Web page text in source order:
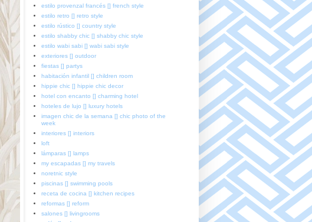
estilo provenzal francés [] french style
estilo retro [] retro style
estilo rústico [] country style
estilo shabby chic [] shabby chic style
estilo wabi sabi [] wabi sabi style
exteriores [] outdoor
fiestas [] partys
habitación infantil [] children room
hippie chic [] hippie chic decor
hotel con encanto [] charming hotel
hoteles de lujo [] luxury hotels
imagen chic de la semana [] chic photo of the
week
interiores [] interiors
loft
lámparas [] lamps
my escapadas [] my travels
noretnic style
piscinas [] swimming pools
receta de cocina [] kitchen recipes
reformas [] reform
salones [] livingrooms